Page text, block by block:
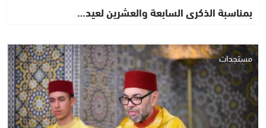
بمناسبة الذكرى السابعة والعشرين لعيد…
مستجدات